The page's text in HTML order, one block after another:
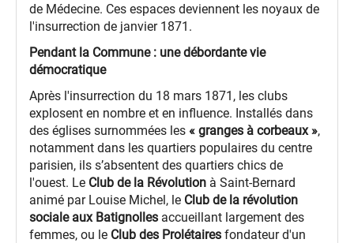
de Médecine. Ces espaces deviennent les noyaux de
l'insurrection de janvier 1871.
Pendant la Commune : une débordante vie
démocratique
Après l'insurrection du 18 mars 1871, les clubs
explosent en nombre et en influence. Installés dans
des églises surnommées les « granges à corbeaux »,
notamment dans les quartiers populaires du centre
parisien, ils s’absentent des quartiers chics de
l'ouest. Le Club de la Révolution à Saint-Bernard
animé par Louise Michel, le Club de la révolution
sociale aux Batignolles accueillant largement des
femmes, ou le Club des Prolétaires fondateur d'un